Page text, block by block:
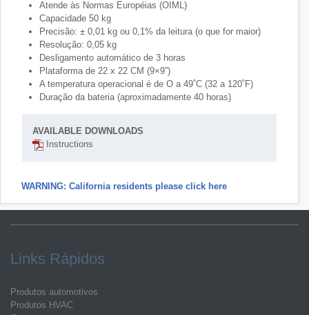
Atende às Normas Européias (OIML)
Capacidade 50 kg
Precisão: ± 0,01 kg ou 0,1% da leitura (o que for maior)
Resolução: 0,05 kg
Desligamento automático de 3 horas
Plataforma de 22 x 22 CM (9×9”)
A temperatura operacional é de O a 49˚C (32 a 120˚F)
Duração da bateria (aproximadamente 40 horas)
AVAILABLE DOWNLOADS
Instructions
WARNING: California residents please click here
Links Rápidos
Produtos automotivos
Produtos HVAC